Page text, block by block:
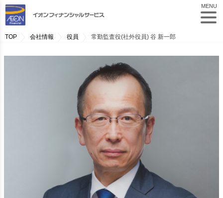
MENU
TOP 会社情報 役員 常勤監査役(社外役員) 谷 新一郎